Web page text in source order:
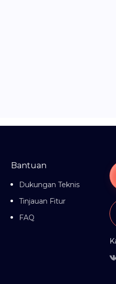
Bantuan
Dukungan Teknis
Tinjauan Fitur
FAQ